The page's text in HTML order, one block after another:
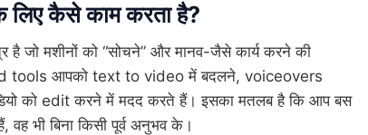
कैसे काम करता है?
जो मशीनों को “सोचने” और मानव-जैसे कार्य करने की
tools आपको text to video में बदलने, voiceovers
को edit करने में मदद करते हैं। इसका मतलब है कि आप बस
भी बिना किसी पूर्व अनुभव के।